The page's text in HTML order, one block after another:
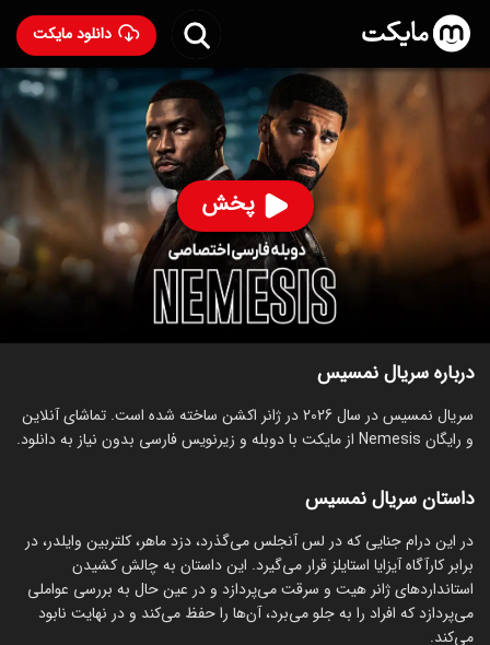
دانلود مایکت
پخش
سریال نمسیس با دوبله فارسی- Nemesis 2026
75
ساخت آمریکا سال 2026
رده سنی ۱۸+
سریال
اکشن جنایی درام
قسمت‌ها
درباره سریال نمسیس
سریال نمسیس در سال 2026 در ژانر اکشن ساخته شده است. تماشای آنلاین
و رایگان Nemesis از مایکت با دوبله و زیرنویس فارسی بدون نیاز به دانلود.
داستان سریال نمسیس
در این درام جنایی که در لس آنجلس می‌گذرد، دزد ماهر، کلتربین وایلدر، در
برابر کارآگاه آیزایا استایلز قرار می‌گیرد. این داستان به چالش کشیدن
استانداردهای ژانر هیت و سرقت می‌پردازد و در عین حال به بررسی عواملی
می‌پردازد که افراد را به جلو می‌برد، آن‌ها را حفظ می‌کند و در نهایت نابود
می‌کند.